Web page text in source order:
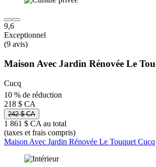
9,6
Exceptionnel
(9 avis)
Maison Avec Jardin Rénovée Le
Cucq
10 % de réduction
218 $ CA
242 $ CA
1 861 $ CA au total
(taxes et frais compris)
Maison Avec Jardin Rénovée Le Touquet Cucq